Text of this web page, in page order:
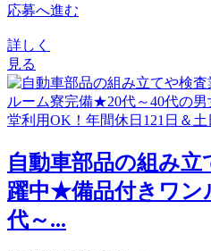
応募へ進む
詳しく
見る
自動車部品の組み
躍中★備品付きワン
代～...